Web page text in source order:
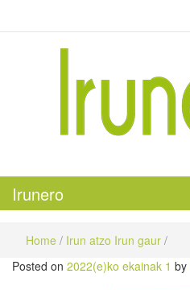
Irunero
Home / Irun atzo Irun gaur /
Posted on 2022(e)ko ekainak 1 by